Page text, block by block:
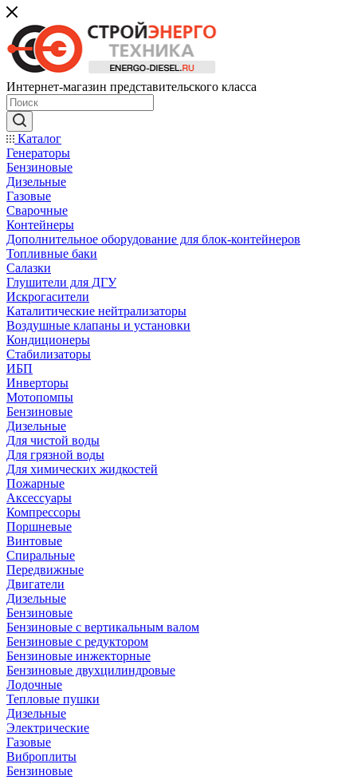
Интернет-магазин представительского класса
Каталог
Генераторы
Бензиновые
Дизельные
Газовые
Сварочные
Контейнеры
Дополнительное оборудование для блок-контейнеров
Топливные баки
Салазки
Глушители для ДГУ
Искрогасители
Каталитические нейтрализаторы
Воздушные клапаны и установки
Кондиционеры
Стабилизаторы
ИБП
Инверторы
Мотопомпы
Бензиновые
Дизельные
Для чистой воды
Для грязной воды
Для химических жидкостей
Пожарные
Аксессуары
Компрессоры
Поршневые
Винтовые
Спиральные
Передвижные
Двигатели
Дизельные
Бензиновые
Бензиновые с вертикальным валом
Бензиновые с редуктором
Бензиновые инжекторные
Бензиновые двухцилиндровые
Лодочные
Тепловые пушки
Дизельные
Электрические
Газовые
Виброплиты
Бензиновые